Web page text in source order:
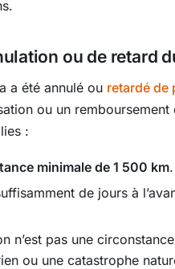
ou de retard
a été annulé ou retardé de
ou un
:
minimale de 1 500 km.
de jours à
n’est pas une
ou une catastrophe